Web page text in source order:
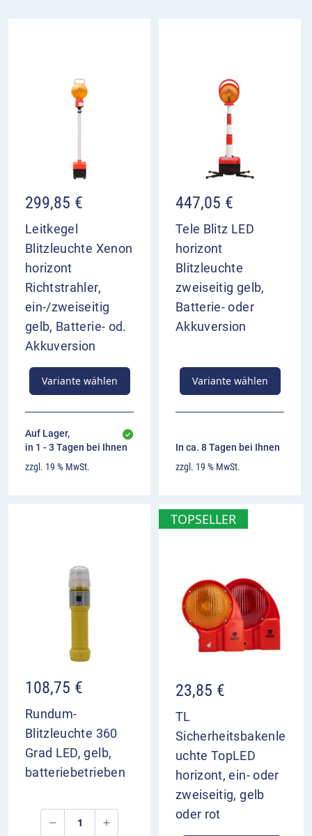
299,85 €
Leitkegel
Blitzleuchte Xenon
horizont
Richtstrahler,
ein-/zweiseitig
gelb, Batterie- od.
Akkuversion
Variante wählen
Auf Lager,
in 1 - 3 Tagen bei Ihnen
zzgl. 19 % MwSt.
447,05 €
Tele Blitz LED
horizont
Blitzleuchte
zweiseitig gelb,
Batterie- oder
Akkuversion
Variante wählen
In ca. 8 Tagen bei Ihnen
zzgl. 19 % MwSt.
108,75 €
Rundum-
Blitzleuchte 360
Grad LED, gelb,
batteriebetrieben
TOPSELLER
23,85 €
TL
Sicherheitsbakenle
uchte TopLED
horizont, ein- oder
zweiseitig, gelb
oder rot